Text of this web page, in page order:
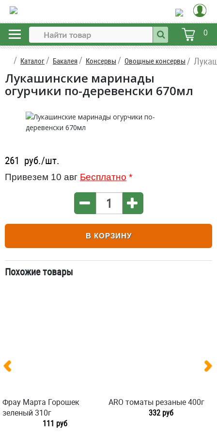
0
Каталог Бакалея Консервы Овощные консервы
Лукашинские маринады
огурчики по-деревенски 670мл
261 руб./шт.
Привезем 10 авг Бесплатно *
В КОРЗИНУ
Похожие товары
Фрау Марта Горошек
зеленый 310г
111 руб
ARO томаты резаные 400г
332 руб